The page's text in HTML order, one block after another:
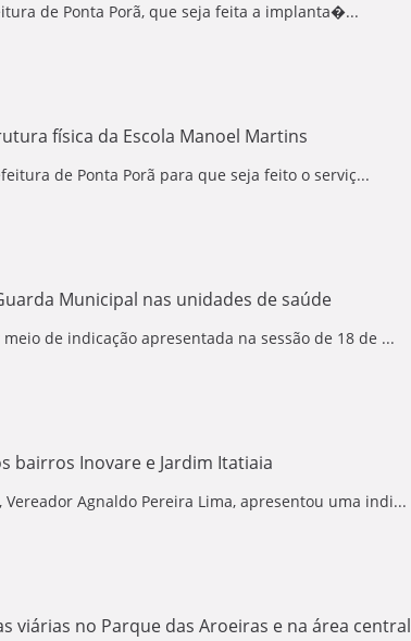
de Ponta Porã, que seja feita a implanta�...
física da Escola Manoel Martins
de Ponta Porã para que seja feito o serviç...
Municipal nas unidades de saúde
de indicação apresentada na sessão de 18 de ...
bairros Inovare e Jardim Itatiaia
Agnaldo Pereira Lima, apresentou uma indi...
viárias no Parque das Aroeiras e na área central